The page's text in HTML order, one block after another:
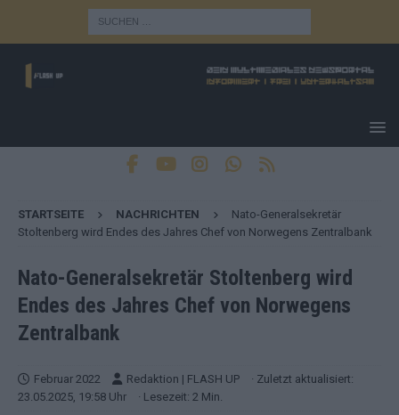
STARTSEITE NACHRICHTEN
Nato-Generalsekretär
Stoltenberg wird Endes des Jahres Chef von Norwegens Zentralbank
Nato-Generalsekretär Stoltenberg wird
Endes des Jahres Chef von Norwegens
Zentralbank
Februar 2022 Redaktion | FLASH UP
· Zuletzt aktualisiert:
23.05.2025, 19:58 Uhr
· Lesezeit: 2 Min.